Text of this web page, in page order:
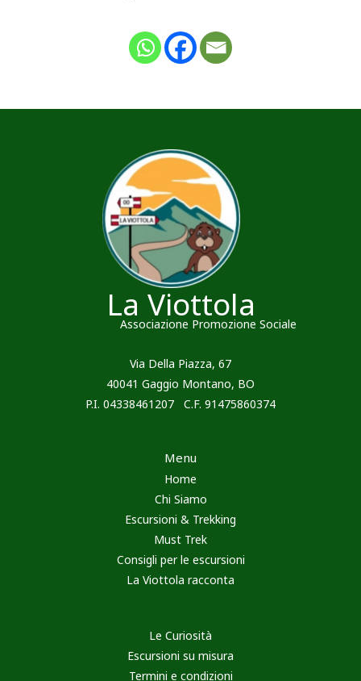
La Viottola
Associazione Promozione Sociale
Via Della Piazza, 67
40041 Gaggio Montano, BO
P.I. 04338461207 C.F. 91475860374
Menu
Home
Chi Siamo
Escursioni & Trekking
Must Trek
Consigli per le escursioni
La Viottola racconta
Le Curiosità
Escursioni su misura
Termini e condizioni